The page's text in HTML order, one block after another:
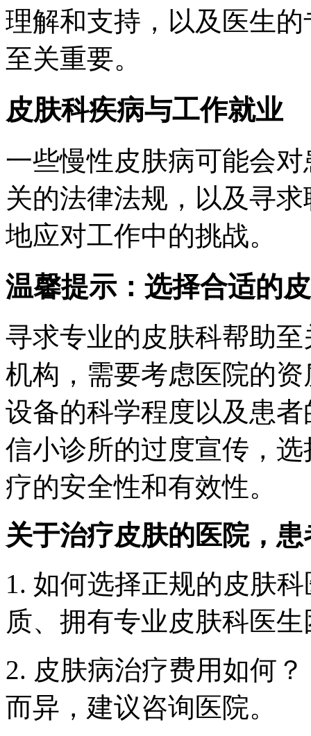
理解和支持，以及医生
至关重要。
皮肤科疾病与工作就业
一些慢性皮肤病可能会
关的法律法规，以及寻
地应对工作中的挑战。
温馨提示：选择合适的
寻求专业的皮肤科帮助
机构，需要考虑医院的
设备的科学程度以及患
信小诊所的过度宣传，
疗的安全性和有效性。
关于治疗皮肤的医院，
1. 如何选择正规的皮肤
质、拥有专业皮肤科医
2. 皮肤病治疗费用如何
而异，建议咨询医院。